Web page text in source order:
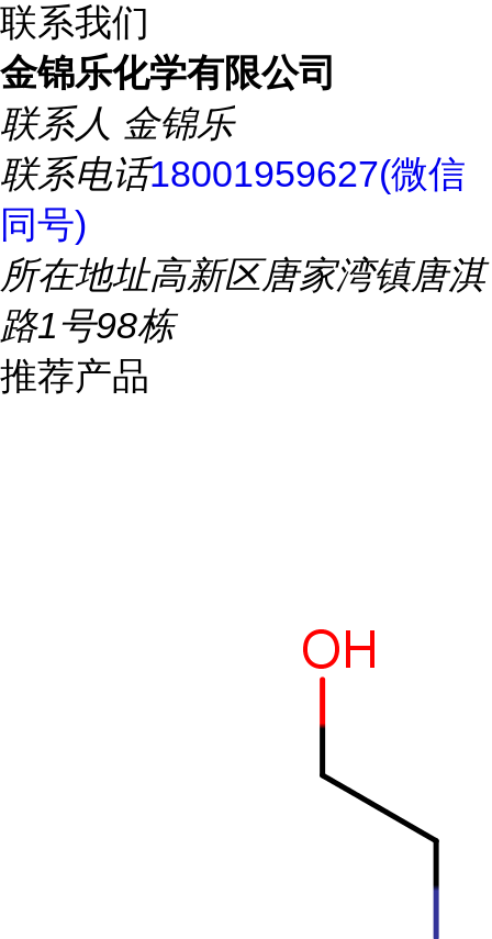
联系我们
金锦乐化学有限公司
联系人 金锦乐
联系电话18001959627(微信
同号)
所在地址高新区唐家湾镇唐淇
路1号98栋
推荐产品